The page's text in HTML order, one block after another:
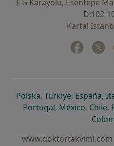
E-5 Karayolu, Esentepe
D:102-
Kartal
yeni bir
Polskayeni bir sekmede
, Türkiyeyeni bir
, España,
Portugalyeni bir
, Méxicoyeni bir
, Chile,